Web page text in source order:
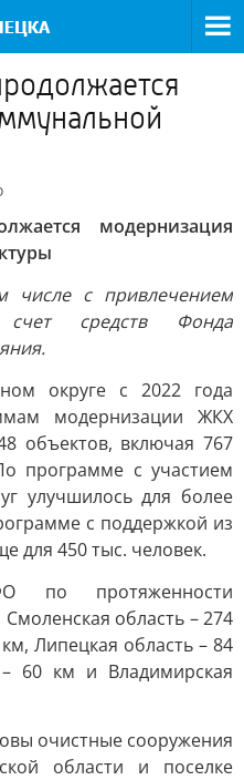
модернизация
числе с привлечением
средств Фонда
округе с 2022 года
модернизации ЖКХ
объектов, включая 767
программе с участием
улучшилось для более
с поддержкой из
для 450 тыс. человек.
по протяженности
область – 274
Липецкая область – 84
60 км и Владимирская
очистные сооружения
области и поселке